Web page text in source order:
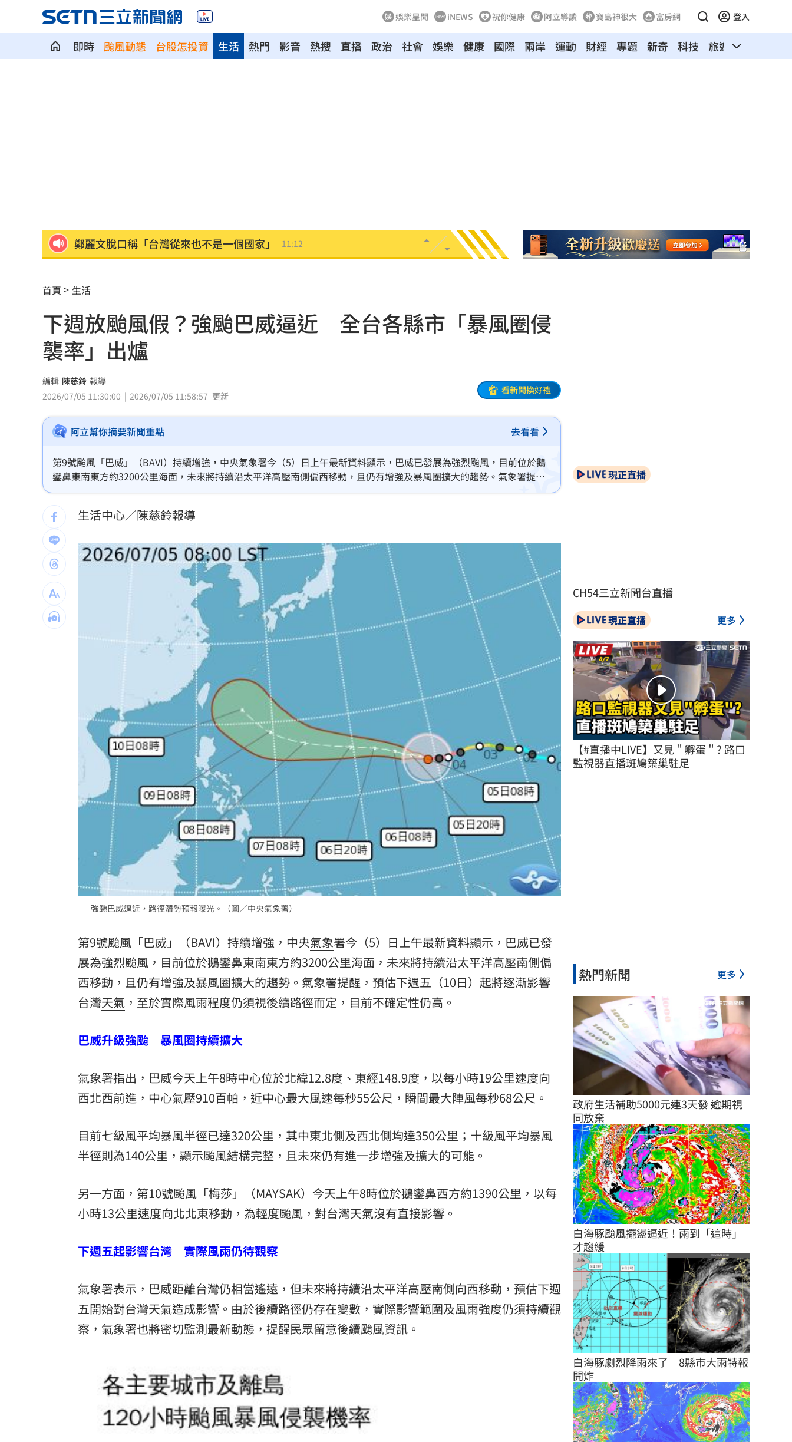
娛樂星聞 iNEWS 祝你健康 阿立導讀 寶島神很大 富房網 登入
即時 颱風動態 台股怎投資 熱門 影音 熱搜 直播 政治 社會 娛樂
生活 健康 國際 兩岸 運動 財經 專題 新奇 科技 旅遊 汽車
身價千億照買250元麻糬 富太包包自己做 11:11
獨／曹雨婷挨轟失職 昔理事長楊光友開轟 11:08
酒測0.7、毒品快篩陽性 警查獲酒毒雙駕
韓足協爆性招待外籍裁判！7場比賽5勝2和
他沒異狀卻動脈硬化！醫示警：8類人小心
獨／身高173！排球女神十一挑戰mini徵選 11:00
明知疫苗採購難！沈伯洋嗆蔣萬安造謠 11:00
全國首創「高溫微型保險」 台南7月試辦
擋暴衝特斯拉「救很多人」賓士車主身分曝 10:59
林逸欣首個無父父親節 診所熄燈爆排隊潮
村神相隔5場炸裂 暫居MLB日籍球員第2多 10:53
20:31
LIVE三立+24小時直播
三立iNEWS新聞台線上直播 18:00
商場戰國來臨 台中「頂奢大道」逐漸成形 12:00
台彩父親節推新刮刮樂千萬頭獎超「爸」氣 12:00
「拍片人的多重宇宙」職涯論壇9/12登場！ 10:30
8國球員齊聚高雄 Formosa 7s掀足球熱潮
理想混蛋號召粉絲跨海追星吃美食！ 18:15
首頁 生活
下週放颱風假？強颱巴威逼近 全台各縣市「暴風圈侵
襲率」出爐
編輯 陳慈鈴 報導
2026/07/05 11:30:00
2026/07/05 11:58:57 更新
看新聞換好禮
阿立幫你摘要新聞重點 去看看
第9號颱風「巴威」（BAVI）持續增強，中央氣象署今（5）日上午最新資料顯示，巴威已發展為強烈颱風，目前位於鵝
鑾鼻東南東方約3200公里海面，未來將持續沿太平洋高壓南側偏西移動，且仍有增強及暴風圈擴大的趨勢。氣象署提
醒，預估下週五（10日）起將逐漸影響台灣天氣，至於實際風雨程度仍須視後續路徑而定，目前不確定性仍高。
生活中心／陳慈鈴報導
強颱巴威逼近，路徑潛勢預報曝光。（圖／中央氣象署）
第9號颱風「巴威」（BAVI）持續增強，中央氣象署今（5）日上午最新資料顯示，巴威已發
展為強烈颱風，目前位於鵝鑾鼻東南東方約3200公里海面，未來將持續沿太平洋高壓南側偏
西移動，且仍有增強及暴風圈擴大的趨勢。氣象署提醒，預估下週五（10日）起將逐漸影響
台灣天氣 ，至於實際風雨程度仍須視後續路徑而定，目前不確定性仍高。
巴威升級強颱 暴風圈持續擴大
氣象署指出，巴威今天上午8時中心位於北緯12.8度、東經148.9度，以每小時19公里速度向
西北西前進，中心氣壓910百帕，近中心最大風速每秒55公尺，瞬間最大陣風每秒68公尺。
目前七級風平均暴風半徑已達320公里，其中東北側及西北側均達350公里；十級風平均暴風
半徑則為140公里，顯示颱風結構完整，且未來仍有進一步增強及擴大的可能。
另一方面，第10號颱風「梅莎」（MAYSAK）今天上午8時位於鵝鑾鼻西方約1390公里，以每
小時13公里速度向北北東移動，為輕度颱風，對台灣天氣沒有直接影響。
下週五起影響台灣 實際風雨仍待觀察
氣象署表示，巴威距離台灣仍相當遙遠，但未來將持續沿太平洋高壓南側向西移動，預估下週
五開始對台灣天氣造成影響。由於後續路徑仍存在變數，實際影響範圍及風雨強度仍須持續觀
察，氣象署也將密切監測最新動態，提醒民眾留意後續颱風資訊。
現正直播
CH54三立新聞台直播
現正直播 更多
【#直播中LIVE】又見＂孵蛋＂? 路口
監視器直播斑鳩築巢駐足
熱門新聞 更多
政府生活補助5000元連3天發 逾期視
同放棄
白海豚颱風擺盪逼近！雨到「這時」
才趨緩
白海豚劇烈降雨來了　8縣市大雨特報
開炸